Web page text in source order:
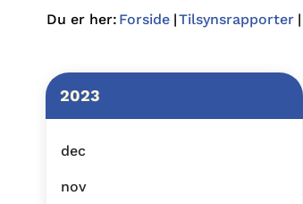
Du er her: Forside Tilsynsrapporter
2023
dec
nov